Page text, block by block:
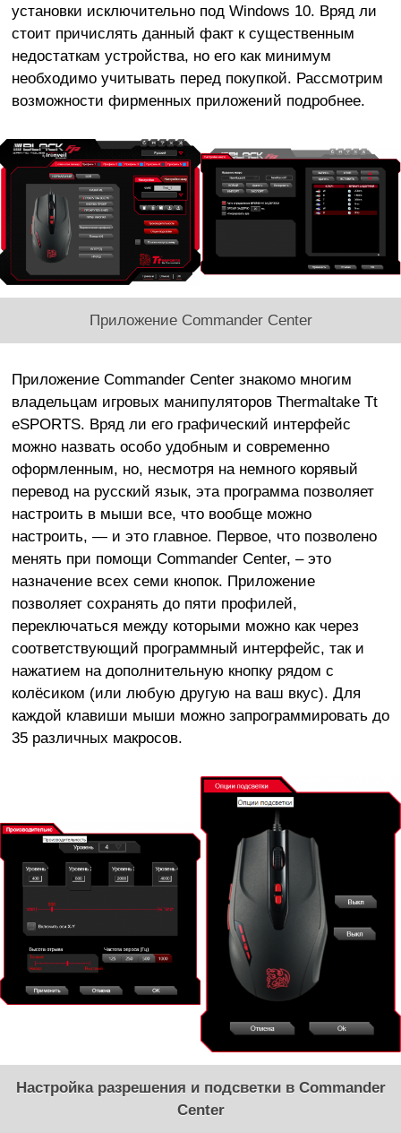
установки исключительно под Windows 10. Вряд ли
стоит причислять данный факт к существенным
недостаткам устройства, но его как минимум
необходимо учитывать перед покупкой. Рассмотрим
возможности фирменных приложений подробнее.
Приложение Commander Center
Приложение Commander Center знакомо многим
владельцам игровых манипуляторов Thermaltake Tt
eSPORTS. Вряд ли его графический интерфейс
можно назвать особо удобным и современно
оформленным, но, несмотря на немного корявый
перевод на русский язык, эта программа позволяет
настроить в мыши все, что вообще можно
настроить, — и это главное. Первое, что позволено
менять при помощи Commander Center, – это
назначение всех семи кнопок. Приложение
позволяет сохранять до пяти профилей,
переключаться между которыми можно как через
соответствующий программный интерфейс, так и
нажатием на дополнительную кнопку рядом с
колёсиком (или любую другую на ваш вкус). Для
каждой клавиши мыши можно запрограммировать до
35 различных макросов.
Настройка разрешения и подсветки в Commander
Center